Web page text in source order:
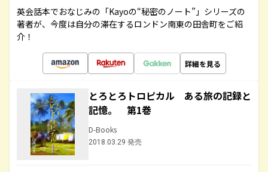
英会話本でおなじみの「Kayoの“秘密のノート”」シリーズの
著者が、今度は自分の滞在するロンドン南東の田舎町をご紹
介！
詳細を見る
とろとろトロピカル ある旅の記録と
記憶。 第1巻
D-Books
2018.03.29 発売